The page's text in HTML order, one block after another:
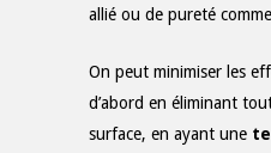
allié ou de pureté
On peut minimiser les
d’abord en éliminant
surface, en ayant une